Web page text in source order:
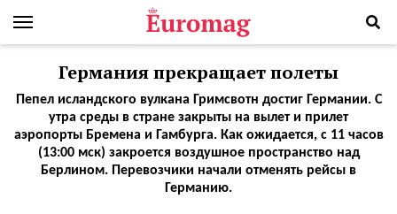
Германия прекращает полеты
Пепел исландского вулкана Гримсвотн достиг Германии. С
утра среды в стране закрыты на вылет и прилет
аэропорты Бремена и Гамбурга. Как ожидается, с 11 часов
(13:00 мск) закроется воздушное пространство над
Берлином. Перевозчики начали отменять рейсы в
Германию.